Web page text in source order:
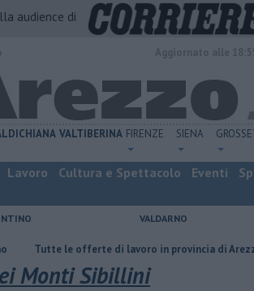
audience di
VALTIBERINA FIRENZE SIENA
Lavoro Cultura e Spettacolo Eventi
VALDARNO
le offerte di lavoro in provincia di Arezzo
Monti Sibillini